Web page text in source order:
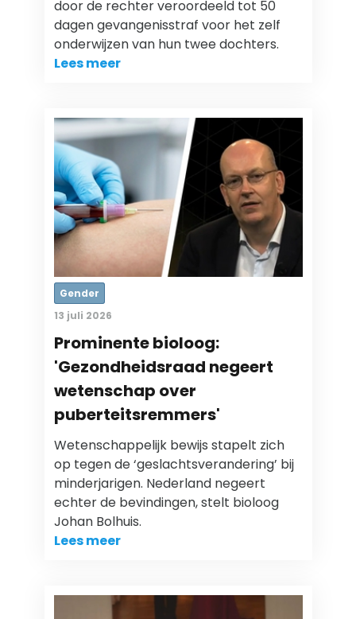
door de rechter veroordeeld tot 50
dagen gevangenisstraf voor het zelf
onderwijzen van hun twee dochters.
Lees meer
Gender
13 juli 2026
Prominente bioloog:
'Gezondheidsraad negeert
wetenschap over
puberteitsremmers'
Wetenschappelijk bewijs stapelt zich
op tegen de ‘geslachtsverandering’ bij
minderjarigen. Nederland negeert
echter de bevindingen, stelt bioloog
Johan Bolhuis.
Lees meer